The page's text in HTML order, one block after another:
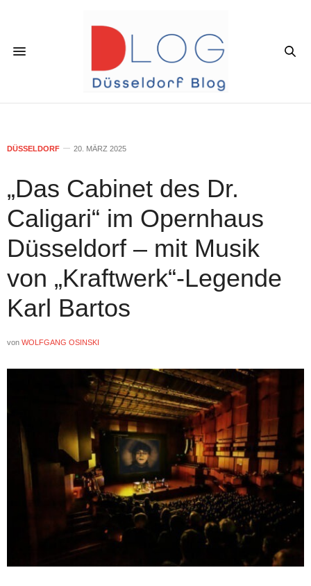
DÜSSELDORF 20. MÄRZ 2025
„Das Cabinet des Dr.
Caligari“ im Opernhaus
Düsseldorf – mit Musik
von „Kraftwerk“-Legende
Karl Bartos
von WOLFGANG OSINSKI